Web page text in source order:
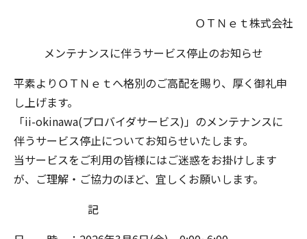
ＯＴＮｅｔ株式会社
メンテナンスに伴うサービス停止のお知らせ
平素よりＯＴＮｅｔへ格別のご高配を賜り、厚く御礼申
し上げます。
「ii-okinawa(プロバイダサービス)」のメンテナンスに
伴うサービス停止についてお知らせいたします。
当サービスをご利用の皆様にはご迷惑をお掛けします
が、ご理解・ご協力のほど、宜しくお願いします。
記